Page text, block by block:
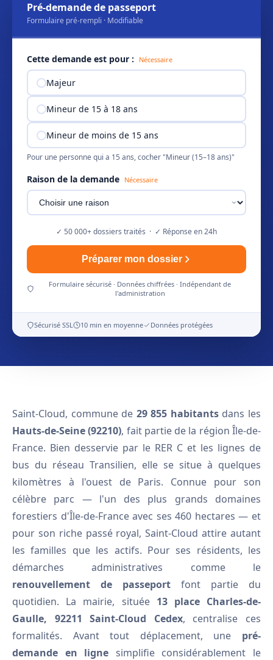
Pré-demande de passeport
Formulaire pré-rempli · Modifiable
Cette demande est pour : Nécessaire
Majeur
Mineur de 15 à 18 ans
Mineur de moins de 15 ans
Pour une personne qui a 15 ans, cocher "Mineur (15–18 ans)"
Raison de la demande Nécessaire
✓ 50 000+ dossiers traités · ✓ Réponse en 24h
Préparer mon dossier
Formulaire sécurisé · Données chiffrées · Indépendant de
l'administration
Sécurisé SSL 10 min en moyenne Données protégées
Saint-Cloud, commune de 29 855 habitantsdans les
Hauts-de-Seine (92210), fait partie de la région Île-de-
France. Bien desservie par le RER C et les lignes de
bus du réseau Transilien, elle se situe à quelques
kilomètres à l'ouest de Paris. Connue pour son
célèbre parc — l'un des plus grands domaines
forestiers d'Île-de-France avec ses 460 hectares — et
pour son riche passé royal, Saint-Cloud attire autant
les familles que les actifs. Pour ses résidents, les
démarches administratives comme le
renouvellement de passeport font partie du
quotidien. La mairie, située 13 place Charles-de-
Gaulle, 92211 Saint-Cloud Cedex, centralise ces
formalités. Avant tout déplacement, une pré-
demande en ligne simplifie considérablement le